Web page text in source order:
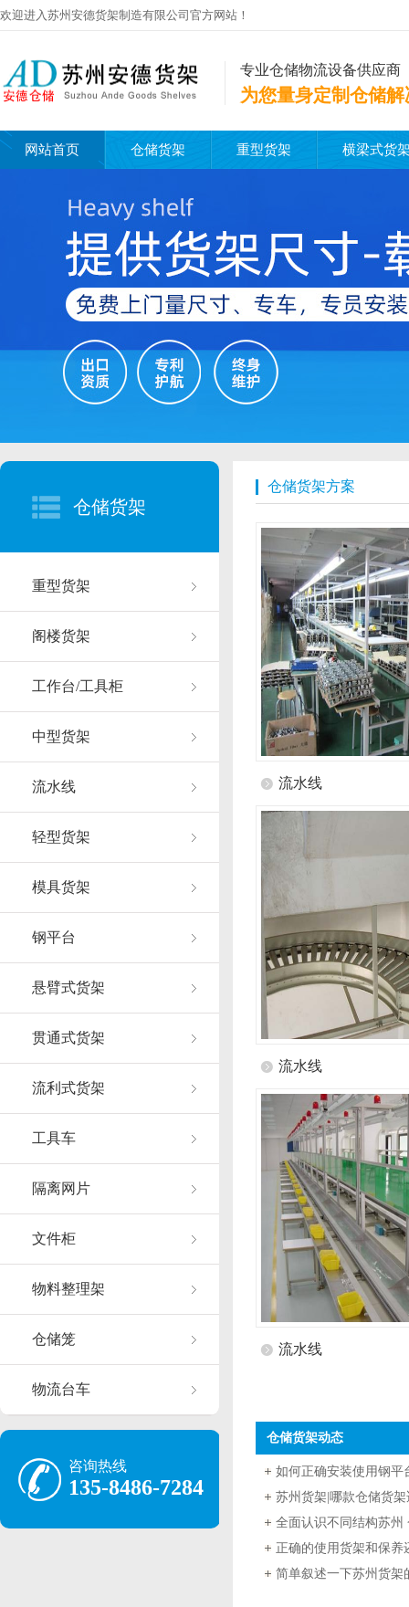
欢迎进入苏州安德货架制造有限公司官方网站！
专业仓储物流设备供应商
为您量身定制仓储
网站首页 仓储货架 重型货架 横梁式货
仓储货架
重型货架
阁楼货架
工作台/工具柜
中型货架
流水线
轻型货架
模具货架
钢平台
悬臂式货架
贯通式货架
流利式货架
工具车
隔离网片
文件柜
物料整理架
仓储笼
物流台车
咨询热线
135-8486-7284
仓储货架方案
流水线
流水线
流水线
仓储货架动态
如何正确安装使用钢平
正确的使用货架和保养
简单叙述一下苏州货架